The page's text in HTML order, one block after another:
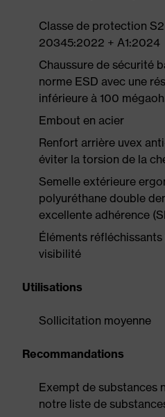
Classe de protection
20345:2022 + A1:2024
Chaussure de sécurité
norme ESD avec une
inférieure à 100
Embout en acier
Renfort arrière uvex
éviter la torsion de la
Semelle extérieure
polyuréthane double
excellente adhérence
Éléments
visibilité
Utilisations
Sollicitation moyenne
Recommandations
Exempt de substances
notre liste de